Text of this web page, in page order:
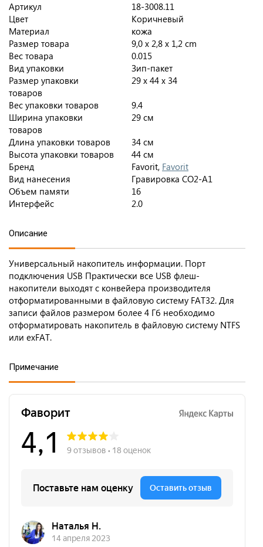
Артикул
18-3008.11
Цвет
Коричневый
Материал
кожа
Размер товара
9,0 x 2,8 x 1,2 сm
Вес товара
0.015
Вид упаковки
Зип-пакет
Размер упаковки
товаров
29 x 44 x 34
Вес упаковки товаров
9.4
Ширина упаковки
товаров
29 см
Длина упаковки товаров
34 см
Высота упаковки товаров
44 см
Бренд
Favorit, Favorit
Вид нанесения
Гравировка CO2-А1
Объем памяти
16
Интерфейс
2.0
Описание
Универсальный накопитель информации. Порт
подключения USB Практически все USB флеш-
накопители выходят с конвейера производителя
отформатированными в файловую систему FAT32. Для
записи файлов размером более 4 Гб необходимо
отформатировать накопитель в файловую систему NTFS
или exFAT.
Примечание